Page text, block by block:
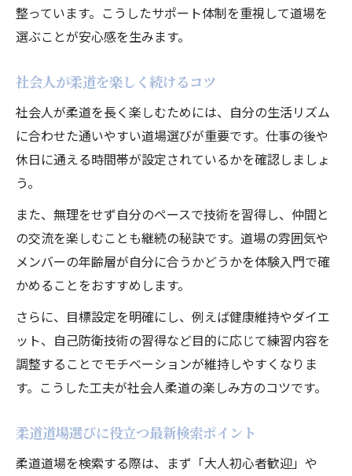
整っています。こうしたサポート体制を重視して道場を
選ぶことが安心感を生みます。
社会人が柔道を楽しく続けるコツ
社会人が柔道を長く楽しむためには、自分の生活リズム
に合わせた通いやすい道場選びが重要です。仕事の後や
休日に通える時間帯が設定されているかを確認しましょ
う。
また、無理をせず自分のペースで技術を習得し、仲間と
の交流を楽しむことも継続の秘訣です。道場の雰囲気や
メンバーの年齢層が自分に合うかどうかを体験入門で確
かめることをおすすめします。
さらに、目標設定を明確にし、例えば健康維持やダイエ
ット、自己防衛技術の習得など目的に応じて練習内容を
調整することでモチベーションが維持しやすくなりま
す。こうした工夫が社会人柔道の楽しみ方のコツです。
柔道道場選びに役立つ最新検索ポイント
柔道道場を検索する際は、まず「大人初心者歓迎」や